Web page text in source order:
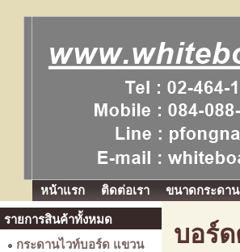
หน้าแรก ติดต่อเรา ขนาดกระดา
รายการสินค้าทั้งหมด
กระดานไวท์บอร์ด แขวน
บอร์